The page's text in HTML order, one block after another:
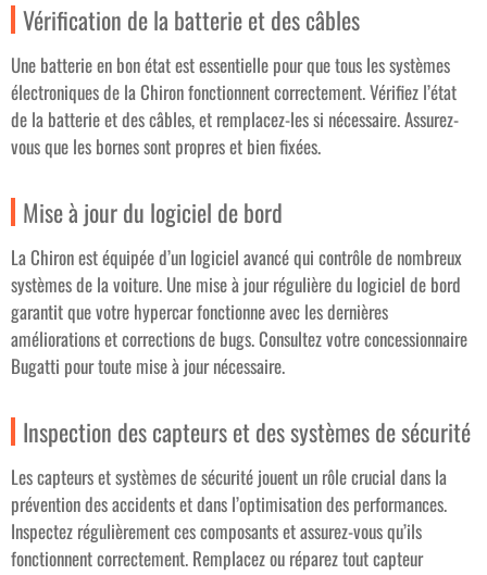
Vérification de la batterie et des câbles
Une batterie en bon état est essentielle pour que tous les systèmes
électroniques de la Chiron fonctionnent correctement. Vérifiez l’état
de la batterie et des câbles, et remplacez-les si nécessaire. Assurez-
vous que les bornes sont propres et bien fixées.
Mise à jour du logiciel de bord
La Chiron est équipée d’un logiciel avancé qui contrôle de nombreux
systèmes de la voiture. Une mise à jour régulière du logiciel de bord
garantit que votre hypercar fonctionne avec les dernières
améliorations et corrections de bugs. Consultez votre concessionnaire
Bugatti pour toute mise à jour nécessaire.
Inspection des capteurs et des systèmes de sécurité
Les capteurs et systèmes de sécurité jouent un rôle crucial dans la
prévention des accidents et dans l’optimisation des performances.
Inspectez régulièrement ces composants et assurez-vous qu’ils
fonctionnent correctement. Remplacez ou réparez tout capteur